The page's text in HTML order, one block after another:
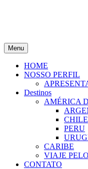
Menu
HOME
NOSSO PERFIL
Destinos
AMÉRICA
CHILE
PERU
CARIBE
VIAJE
CONTATO